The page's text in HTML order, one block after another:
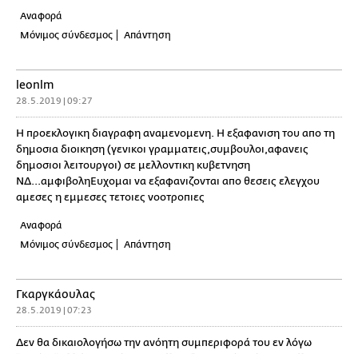
Αναφορά
Μόνιμος σύνδεσμος
Απάντηση
leonlm
28.5.2019 | 09:27
Η προεκλογικη διαγραφη αναμενομενη. Η εξαφανιση του απο τη
δημοσια διοικηση (γενικοι γραμματεις,συμβουλοι,αφανεις
δημοσιοι λειτουργοι) σε μελλοντικη κυβετνηση
ΝΔ...αμφιβοληΕυχομαι να εξαφανιζονται απο θεσεις ελεγχου
αμεσες η εμμεσες τετοιες νοοτροπιες
Αναφορά
Μόνιμος σύνδεσμος
Απάντηση
Γκαργκάουλας
28.5.2019 | 07:23
Δεν θα δικαιολογήσω την ανόητη συμπεριφορά του εν λόγω